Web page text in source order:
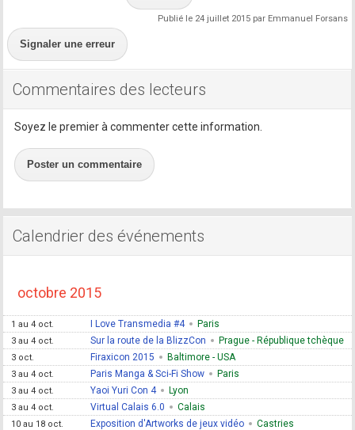
Publié le 24 juillet 2015 par Emmanuel Forsans
Signaler une erreur
Commentaires des lecteurs
Soyez le premier à commenter cette information.
Poster un commentaire
Calendrier des événements
octobre 2015
1 au 4 oct. I Love Transmedia #4 Paris
3 au 4 oct. Sur la route de la BlizzCon Prague - République tchèque
3 oct. Firaxicon 2015 Baltimore - USA
3 au 4 oct. Paris Manga & Sci-Fi Show Paris
3 au 4 oct. Yaoi Yuri Con 4 Lyon
3 au 4 oct. Virtual Calais 6.0 Calais
10 au 18 oct. Exposition d'Artworks de jeux vidéo Castries